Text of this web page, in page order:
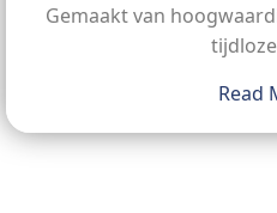
Gemaakt van
Read